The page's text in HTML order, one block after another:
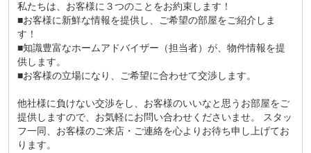
私たちは、お客様に３つのことをお約束します！
■お客様に新鮮な情報を提供し、ご希望の部屋をご紹介しま
す！
■知識豊富なホームアドバイザー（担当者）が、物件情報を提
供します。
■お客様の立場になり、ご希望に合わせて交渉します。
他社様に負けない交渉をし、お客様のいいなと思うお部屋をご
提供しますので、お気軽にお問い合わせくださいませ。 スタッ
フ一同、お客様のご来店・ご連絡を心よりお待ち申し上げてお
ります。